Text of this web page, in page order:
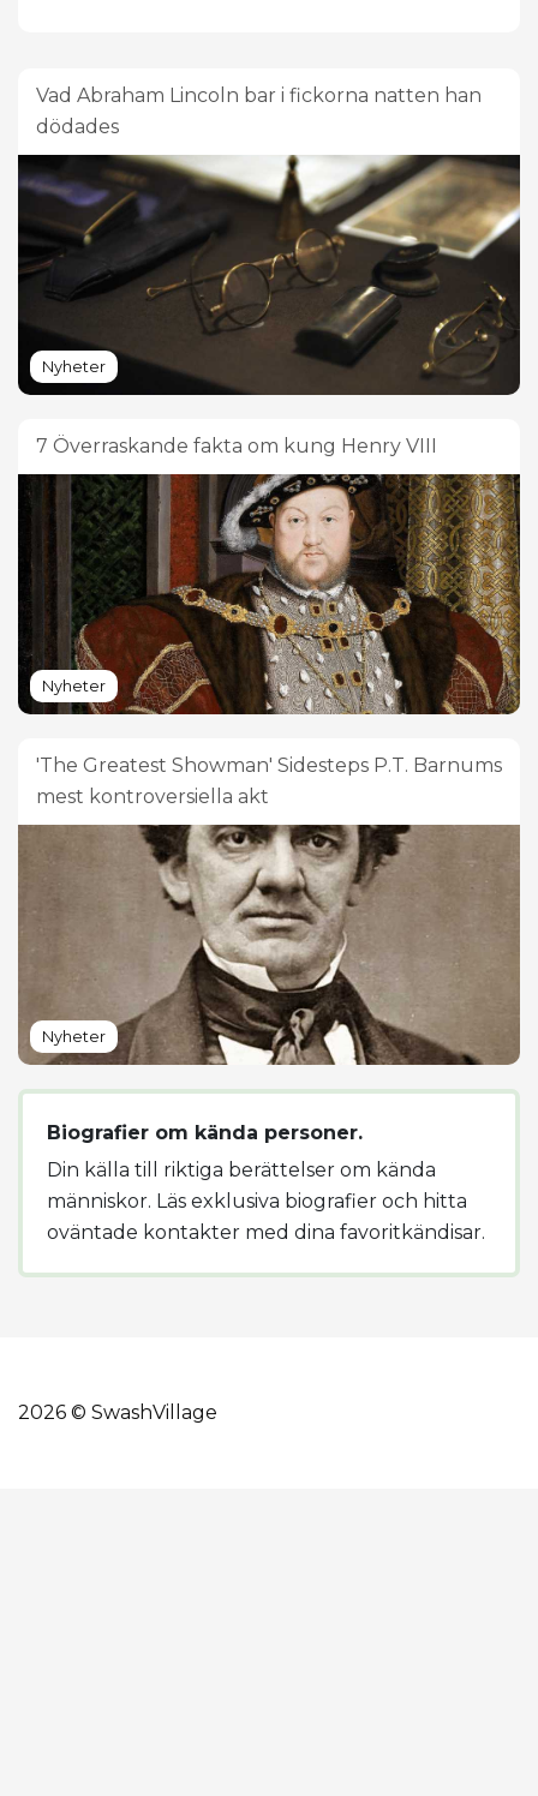
Vad Abraham Lincoln bar i fickorna natten han
dödades
Nyheter
7 Överraskande fakta om kung Henry VIII
Nyheter
'The Greatest Showman' Sidesteps P.T. Barnums
mest kontroversiella akt
Nyheter
Biografier om kända personer.
Din källa till riktiga berättelser om kända
människor. Läs exklusiva biografier och hitta
oväntade kontakter med dina favoritkändisar.
2026 © SwashVillage